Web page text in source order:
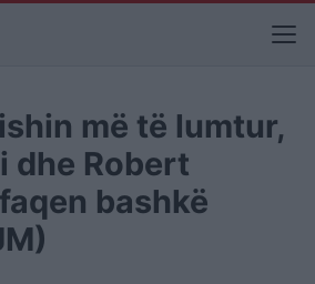
më të lumtur,
dhe Robert
bashkë